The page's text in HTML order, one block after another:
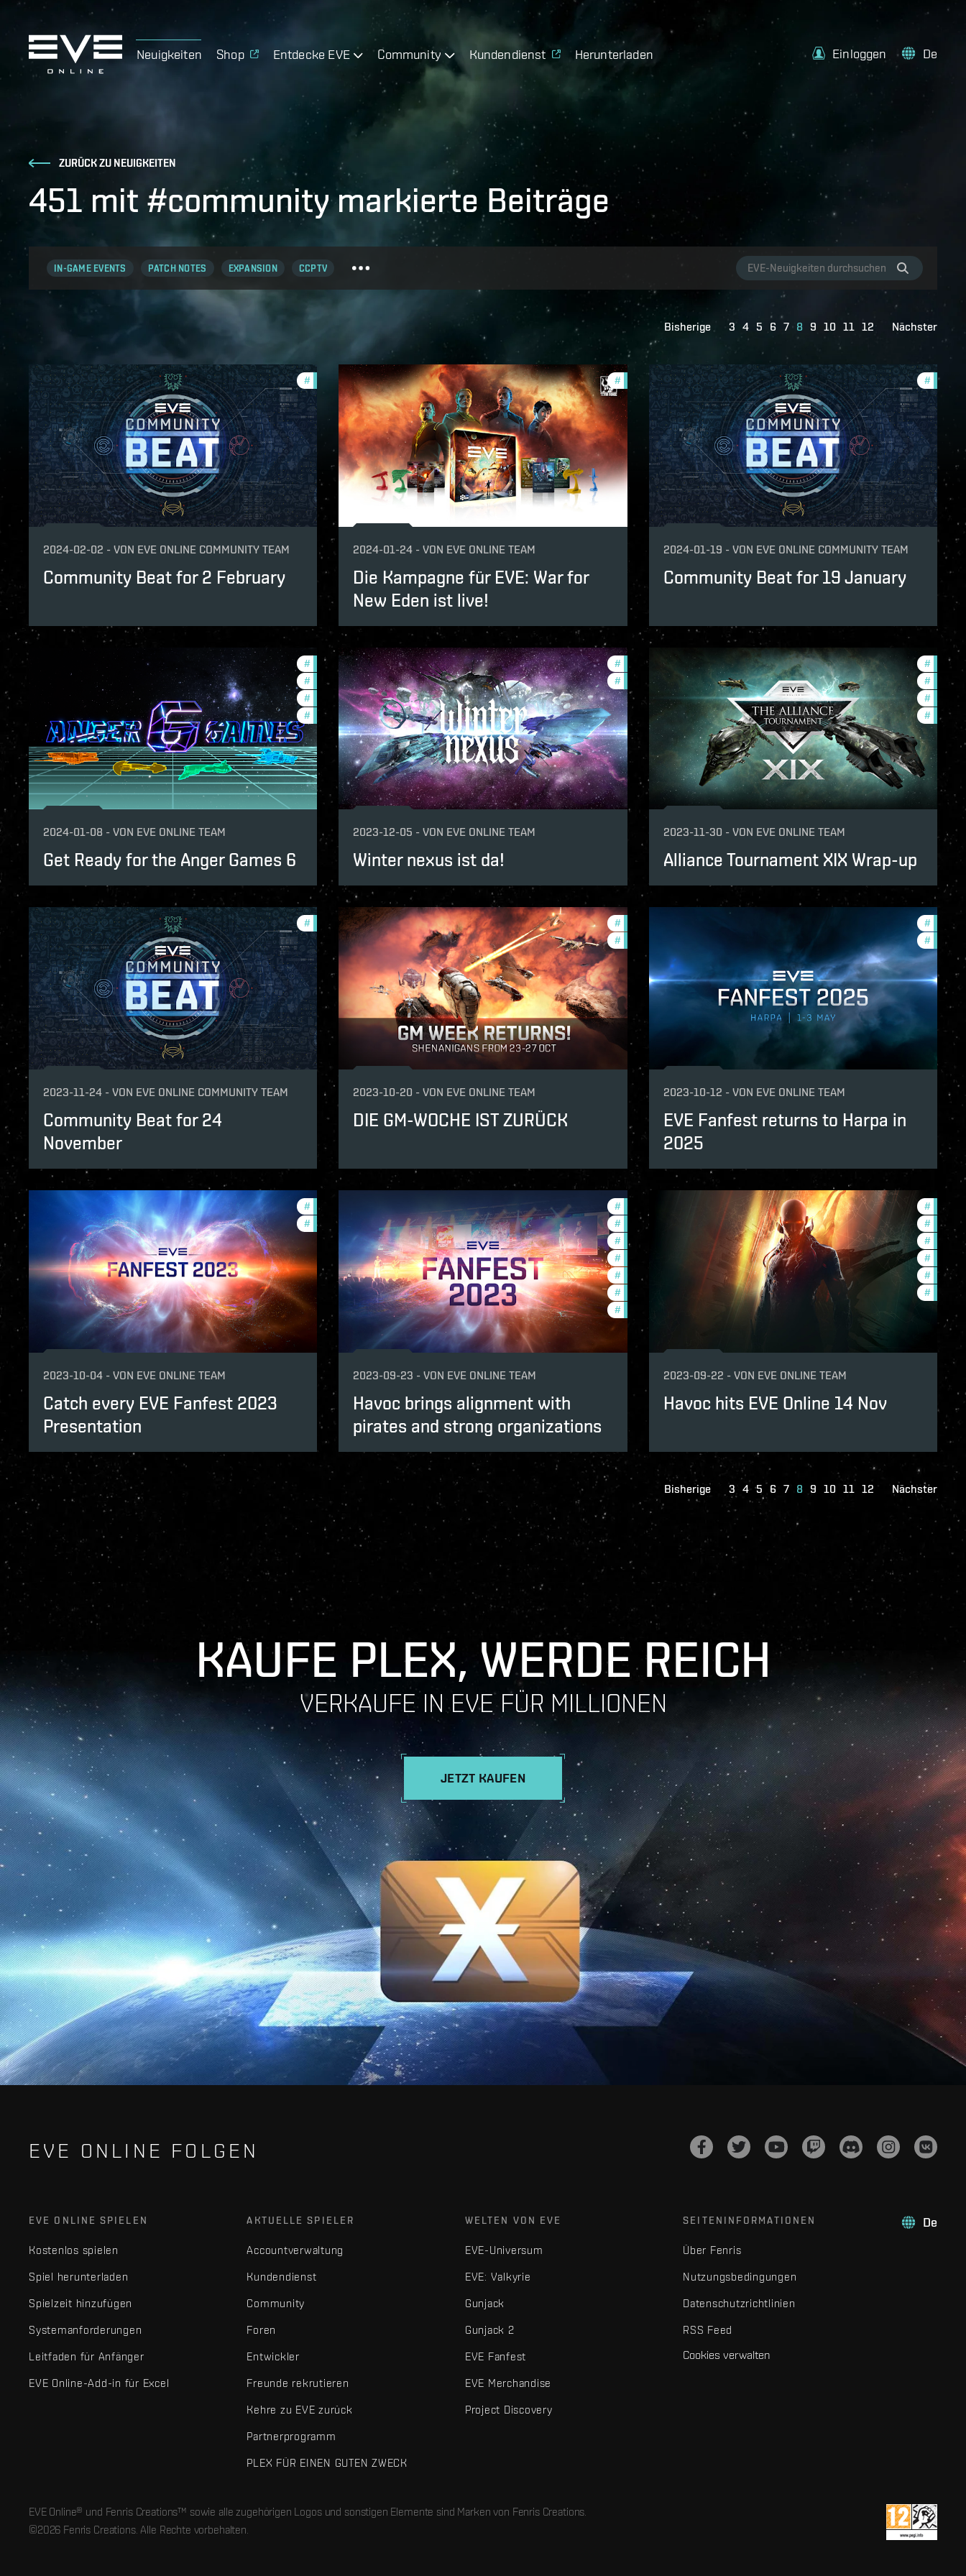
Neuigkeiten Shop Entdecke EVE Community Kundendienst Herunterladen Einloggen De
ZURÜCK ZU NEUIGKEITEN
451 mit #community markierte Beiträge
IN-GAME EVENTS PATCH NOTES EXPANSION CCPTV
Bisherige 3 4 5 6 7 8 9 10 11 12 Nächster
# community
2024-02-02 - VON EVE ONLINE COMMUNITY TEAM
Community Beat for 2 February
#community
2024-01-24 -VON EVE ONLINE TEAM
Die Kampagne für EVE: War for
New Eden ist live!
#
2024-01-19 - VON EVE ONLINE COMMUNITY TEAM
Community Beat for 19 January
# in-game-events
# ccptv
#
# community
2024-01-08 - VON EVE ONLINE TEAM
Get Ready for the Anger Games 6
#in-game-events
#community
2023-12-05 -VON EVE ONLINE TEAM
Winter nexus ist da!
#in-
#
#pvp
#
2023-11-30 - VON EVE ONLINE TEAM
Alliance Tournament XIX Wrap-up
# community
2023-11-24 - VON EVE ONLINE COMMUNITY TEAM
Community Beat for 24
November
#in-game-events
#community
2023-10-20 -VON EVE ONLINE TEAM
DIE GM-WOCHE IST ZURÜCK
#fanfest
#
2023-10-12 - VON EVE ONLINE TEAM
EVE Fanfest returns to Harpa in
2025
# community
# eve-pulse
2023-10-04 - VON EVE ONLINE TEAM
Catch every EVE Fanfest 2023
Presentation
#fanfest
#expansion
#eve-evolved
#community
#future-updates
#development-updates
#eve-vanguard
2023-09-23 -VON EVE ONLINE TEAM
Havoc brings alignment with
pirates and strong organizations
#future-
#
#fanfest
#
#ccptv
#
2023-09-22 - VON EVE ONLINE TEAM
Havoc hits EVE Online 14 Nov
Bisherige 3 4 5 6 7 8 9 10 11 12 Nächster
KAUFE PLEX, WERDE REICH
VERKAUFE IN EVE FÜR MILLIONEN
JETZT KAUFEN
EVE ONLINE FOLGEN
De
EVE ONLINE SPIELEN
Kostenlos spielen
Spiel herunterladen
Spielzeit hinzufügen
Systemanforderungen
Leitfaden für Anfänger
EVE Online-Add-in für Excel
AKTUELLE SPIELER
Accountverwaltung
Kundendienst
Community
Foren
Entwickler
Freunde rekrutieren
Kehre zu EVE zurück
Partnerprogramm
PLEX FÜR EINEN GUTEN ZWECK
WELTEN VON EVE
EVE-Universum
EVE: Valkyrie
Gunjack
Gunjack 2
EVE Fanfest
EVE Merchandise
Project Discovery
SEITENINFORMATIONEN
Über Fenris
Nutzungsbedingungen
Datenschutzrichtlinien
RSS Feed
Cookies verwalten
EVE Online® und Fenris Creations™ sowie alle zugehörigen Logos und sonstigen Elemente sind Marken von Fenris Creations.
©2026 Fenris Creations. Alle Rechte vorbehalten.